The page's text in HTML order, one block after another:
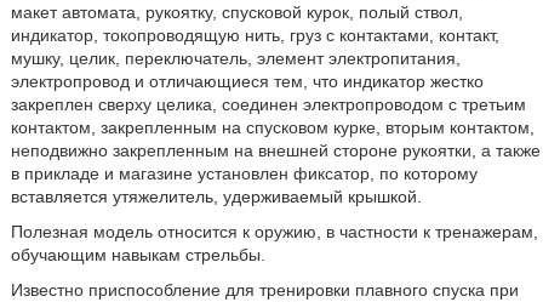
макет автомата, рукоятку, спусковой курок, полый ствол,
индикатор, токопроводящую нить, груз с контактами, контакт,
мушку, целик, переключатель, элемент электропитания,
электропровод и отличающиеся тем, что индикатор жестко
закреплен сверху целика, соединен электропроводом с третьим
контактом, закрепленным на спусковом курке, вторым контактом,
неподвижно закрепленным на внешней стороне рукоятки, а также
в прикладе и магазине установлен фиксатор, по которому
вставляется утяжелитель, удерживаемый крышкой.
Полезная модель относится к оружию, в частности к тренажерам,
обучающим навыкам стрельбы.
Известно приспособление для тренировки плавного спуска при